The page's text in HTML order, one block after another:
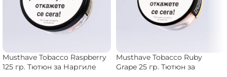
Musthave Tobacco Raspberry
125 гр. Тютюн за Наргиле
Musthave Tobacco Ruby
Grape 25 гр. Тютюн за